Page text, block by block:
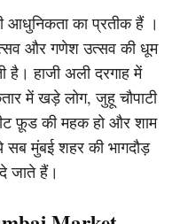
आधुनिकता का प्रतीक हैं ।
और गणेश उत्सव की धूम
है। हाजी अली दरगाह में
में खड़े लोग, जुहू चौपाटी
फ़ूड की महक हो और शाम
मुंबई शहर की भागदौड़
जाते हैं।